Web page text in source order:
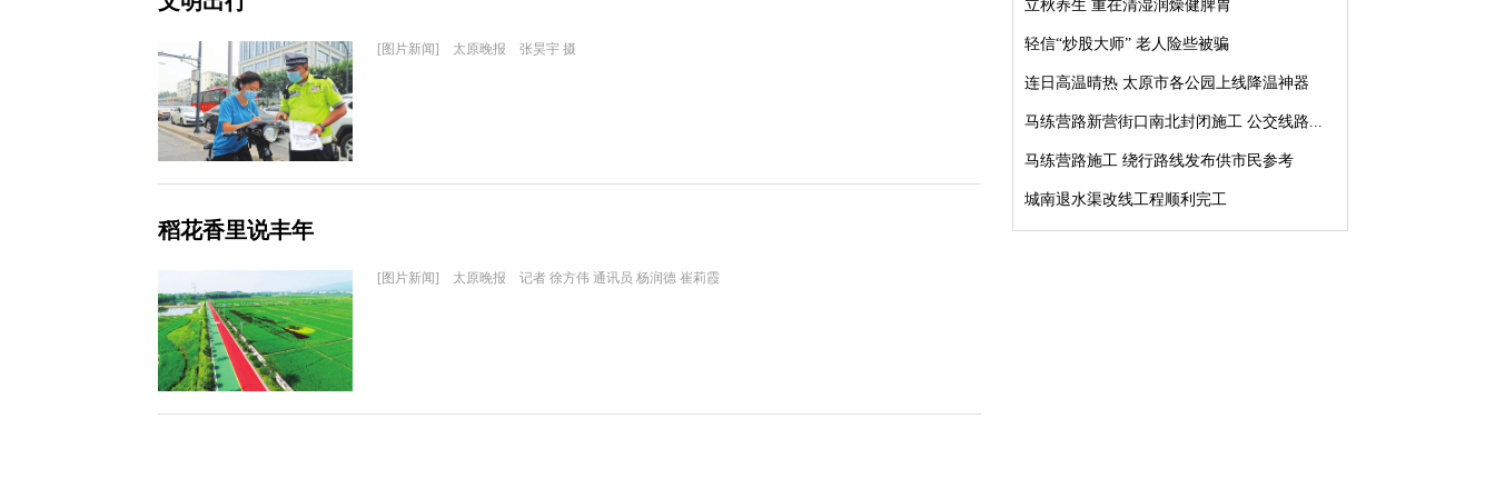
[图片新闻] 太原晚报 张昊宇 摄
稻花香里说丰年
[图片新闻] 太原晚报 记者 徐方伟 通讯员 杨润德 崔莉霞
立秋养生 重在清湿润燥健脾胃
轻信“炒股大师” 老人险些被骗
连日高温晴热 太原市各公园上线降温神器
马练营路新营街口南北封闭施工 公交线路...
马练营路施工 绕行路线发布供市民参考
城南退水渠改线工程顺利完工